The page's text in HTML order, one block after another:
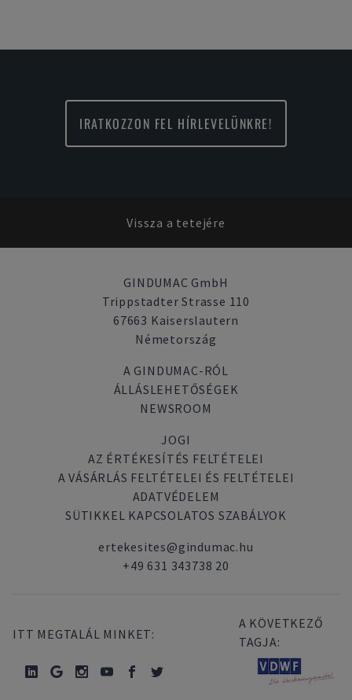
IRATKOZZON FEL HÍRLEVELÜNKRE!
Vissza a tetejére
GINDUMAC GmbH
Trippstadter Strasse 110
67663 Kaiserslautern
Németország
A GINDUMAC-RÓL
ÁLLÁSLEHETŐSÉGEK
NEWSROOM
JOGI
AZ ÉRTÉKESÍTÉS FELTÉTELEI
A VÁSÁRLÁS FELTÉTELEI ÉS FELTÉTELEI
ADATVÉDELEM
SÜTIKKEL KAPCSOLATOS SZABÁLYOK
ertekesites@gindumac.hu
+49 631 343738 20
ITT MEGTALÁL MINKET:
A KÖVETKEZŐ
TAGJA: